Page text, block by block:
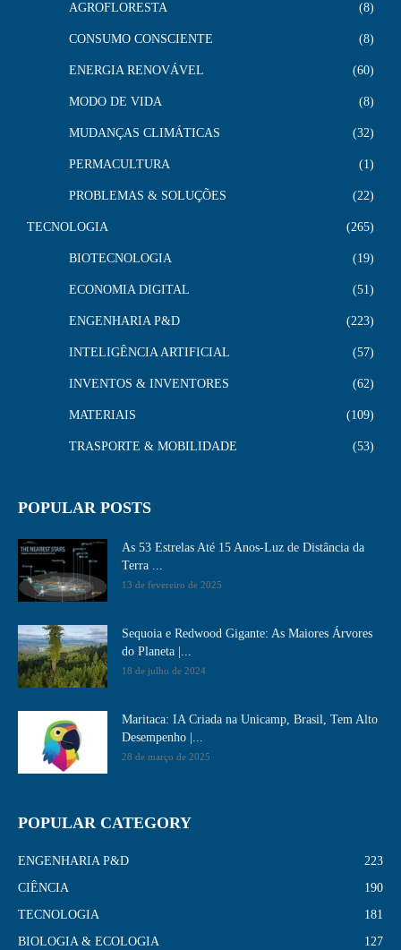
AGROFLORESTA 8
CONSUMO CONSCIENTE 8
ENERGIA RENOVÁVEL 60
MODO DE VIDA 8
MUDANÇAS CLIMÁTICAS 32
PERMACULTURA 1
PROBLEMAS & SOLUÇÕES 22
TECNOLOGIA 265
BIOTECNOLOGIA 19
ECONOMIA DIGITAL 51
ENGENHARIA P&D 223
INTELIGÊNCIA ARTIFICIAL 57
INVENTOS & INVENTORES 62
MATERIAIS 109
TRASPORTE & MOBILIDADE 53
POPULAR POSTS
As 53 Estrelas Até 15 Anos-Luz de Distância da
Terra ...
13 de fevereiro de 2025
Sequoia e Redwood Gigante: As Maiores Árvores
do Planeta |...
18 de julho de 2024
Maritaca: IA Criada na Unicamp, Brasil, Tem Alto
Desempenho​ |...
28 de março de 2025
POPULAR CATEGORY
ENGENHARIA P&D
223
CIÊNCIA
190
TECNOLOGIA
181
BIOLOGIA & ECOLOGIA
127